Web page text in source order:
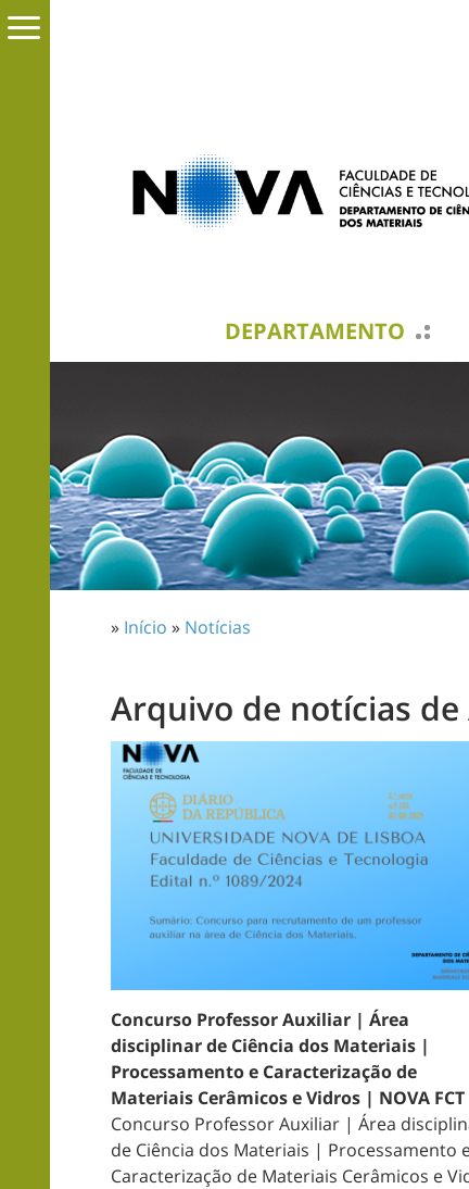
DEPARTAMENTO
» Início » Notícias
Arquivo de notícias de
Concurso Professor Auxiliar | Área
disciplinar de Ciência dos Materiais |
Processamento e Caracterização de
Materiais Cerâmicos e Vidros | NOVA FCT
Concurso Professor Auxiliar | Área
de Ciência dos Materiais | Processamento
Caracterização de Materiais Cerâmicos e